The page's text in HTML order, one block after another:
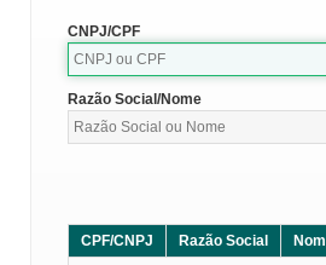
CNPJ/CPF
Razão Social/Nome
CPF/CNPJ Razão Social